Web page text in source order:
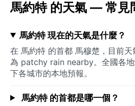
馬約特 的天氣 — 常見
馬約特 現在的天氣是什麼？
在 馬約特 的首都 馬穆楚，目前
為 patchy rain nearby。全國各
下各城市的本地預報。
馬約特 的首都是哪一個？